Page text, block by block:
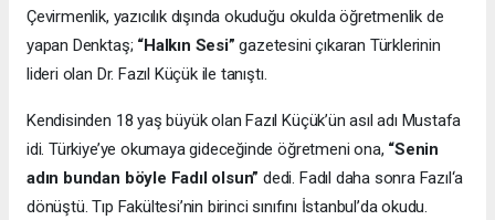
Çevirmenlik, yazıcılık dışında okuduğu okulda öğretmenlik de
yapan Denktaş; “Halkın Sesi”gazetesini çıkaran Türklerinin
lideri olan Dr. Fazıl Küçük ile tanıştı.
Kendisinden 18 yaş büyük olan Fazıl Küçük’ün asıl adı Mustafa
idi. Türkiye’ye okumaya gideceğinde öğretmeni ona, “Senin
adın bundan böyle Fadıl olsun” dedi. Fadıl daha sonra Fazıl‘a
dönüştü. Tıp Fakültesi’nin birinci sınıfını İstanbul’da okudu.